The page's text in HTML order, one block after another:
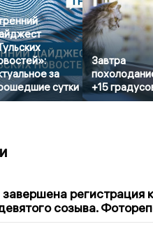
за
сутки
Завтра
+15
регистрация
созыва.